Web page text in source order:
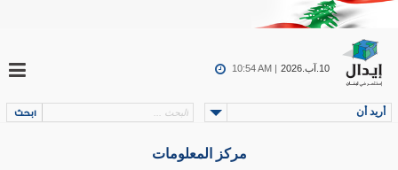
10.آب.2026 10:54 AM |
أريد أن
مركز المعلومات